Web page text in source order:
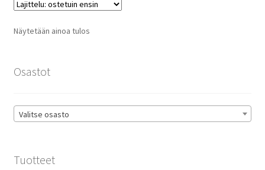
Näytetään ainoa tulos
Osastot
Valitse osasto
Tuotteet